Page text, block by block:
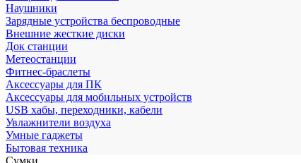
Наушники
Зарядные устройства беспроводные
Внешние жесткие диски
Док станции
Метеостанции
Фитнес-браслеты
Аксессуары для ПК
Аксессуары для мобильных устройств
USB хабы, переходники, кабели
Увлажнители воздуха
Умные гаджеты
Бытовая техника
Сумки